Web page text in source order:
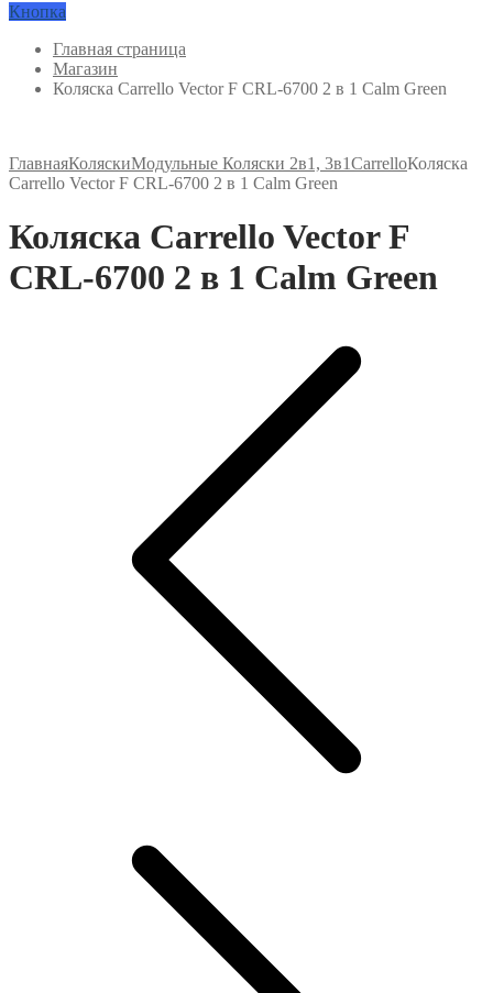
Кнопка
Главная страница
Магазин
Коляска Carrello Vector F CRL-6700 2 в 1 Calm Green
ГлавнаяКоляскиМодульные Коляски 2в1, 3в1CarrelloКоляска
Carrello Vector F CRL-6700 2 в 1 Calm Green
Коляска Carrello Vector F
CRL-6700 2 в 1 Calm Green